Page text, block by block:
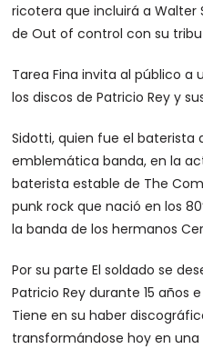
ricotera que incluirá a Walter
de Out of control con su
Tarea Fina invita al público a
los discos de Patricio Rey y
Sidotti, quien fue el baterista
emblemática banda, en la
baterista estable de The
punk rock que nació en los
la banda de los hermanos
Por su parte El soldado se
Patricio Rey durante 15 años
Tiene en su haber
transformándose hoy en